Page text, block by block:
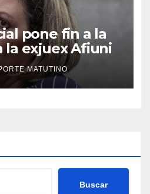
pone fin a la
la exjuex Afiuni
MATUTINO
Buscar